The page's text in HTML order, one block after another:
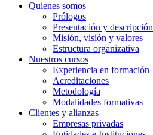
Quienes somos
Prólogos
Presentación y descripción
Misión, visión y valores
Estructura organizativa
Nuestros cursos
Experiencia en formación
Acreditaciones
Metodología
Modalidades formativas
Clientes y alianzas
Empresas privadas